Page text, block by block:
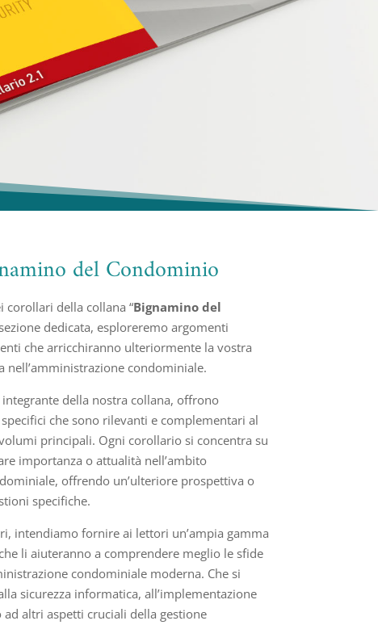
del Condominio
corollari della collana “Bignamino del
dedicata, esploreremo argomenti
che arricchiranno ulteriormente la vostra
nell’amministrazione condominiale.
della nostra collana, offrono
che sono rilevanti e complementari al
principali. Ogni corollario si concentra su
importanza o attualità nell’ambito
offrendo un’ulteriore prospettiva o
specifiche.
intendiamo fornire ai lettori un’ampia gamma
li aiuteranno a comprendere meglio le sfide
condominiale moderna. Che si
sicurezza informatica, all’implementazione
altri aspetti cruciali della gestione